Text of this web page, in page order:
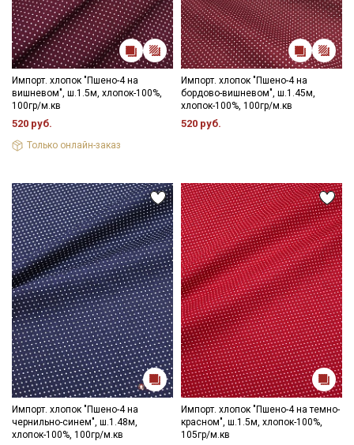
Импорт. хлопок "Пшено-4 на
вишневом", ш.1.5м, хлопок-100%,
100гр/м.кв
520 руб.
Только онлайн-заказ
Импорт. хлопок "Пшено-4 на
бордово-вишневом", ш.1.45м,
хлопок-100%, 100гр/м.кв
520 руб.
Импорт. хлопок "Пшено-4 на
чернильно-синем", ш.1.48м,
хлопок-100%, 100гр/м.кв
Импорт. хлопок "Пшено-4 на темно-
красном", ш.1.5м, хлопок-100%,
105гр/м.кв
Секретная рассылка от Купава
Мы публикуем здесь дополнительные
промокоды и скидки до 30% на узкие
категории тканей
Электронная почта
Подписаться